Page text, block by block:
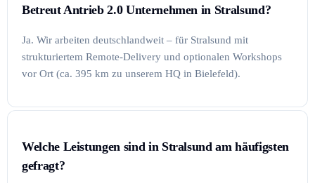
Betreut Antrieb 2.0 Unternehmen in Stralsund?
Ja. Wir arbeiten deutschlandweit – für Stralsund mit
strukturiertem Remote-Delivery und optionalen Workshops
vor Ort (ca. 395 km zu unserem HQ in Bielefeld).
Welche Leistungen sind in Stralsund am häufigsten
gefragt?